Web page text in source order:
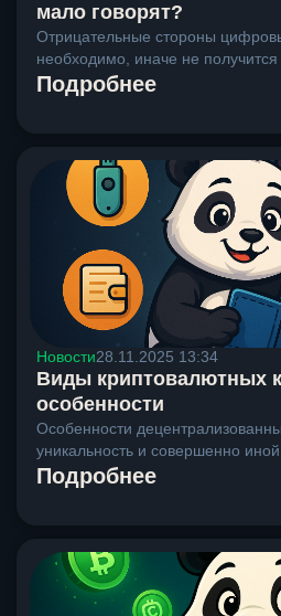
мало говорят?
Отрицательные стороны
необходимо, иначе не
Подробнее
Новости28.11.2025 13:34
Виды криптовалютных
особенности
Особенности
уникальность и совершенно
Подробнее